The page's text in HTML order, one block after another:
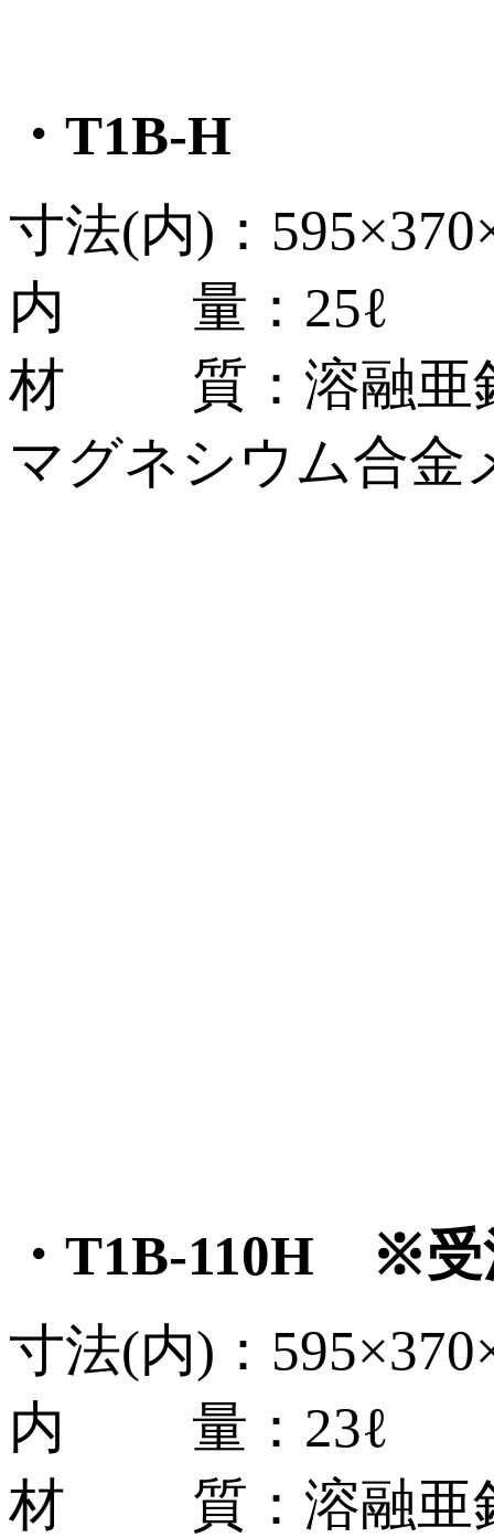
・T1B-H
寸法(内)：
内 量：25ℓ
材 質：溶融亜
マグネシウム合金
・T1B-110H ※受
寸法(内)：
内 量：23ℓ
材 質：溶融亜